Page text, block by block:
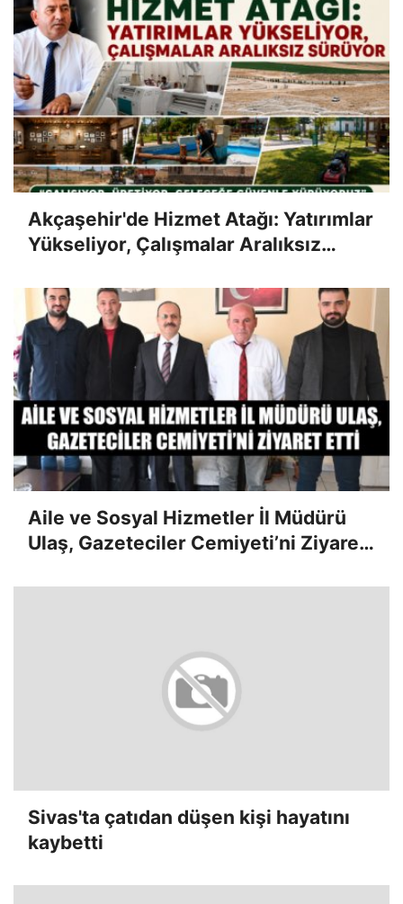
Akçaşehir'de Hizmet Atağı: Yatırımlar
Yükseliyor, Çalışmalar Aralıksız
Aile ve Sosyal Hizmetler İl Müdürü
Ulaş, Gazeteciler Cemiyeti’ni Ziyaret
Sivas'ta çatıdan düşen kişi hayatını
kaybetti